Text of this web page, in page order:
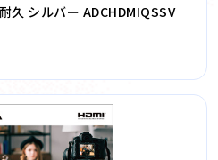
久 シルバー ADCHDMIQSSV